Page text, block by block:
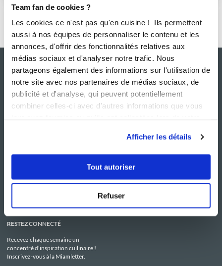
Team fan de cookies ?
Les cookies ce n'est pas qu'en cuisine ! Ils permettent
aussi à nos équipes de personnaliser le contenu et les
annonces, d'offrir des fonctionnalités relatives aux
médias sociaux et d'analyser notre trafic. Nous
partageons également des informations sur l'utilisation de
notre site avec nos partenaires de médias sociaux, de
publicité et d'analyse, qui peuvent potentiellement
combiner celles-ci avec d'autres informations que vous
Afficher les détails
Tout autoriser
Refuser
Le Mag'
Boutique
C.G.U
Politique de confidentialité
Utilisation des Cookies
RESTEZ CONNECTÉ
Recevez chaque semaine un
concentré d'inspiration cuilinaire !
Inscrivez-vous à la Miamletter.